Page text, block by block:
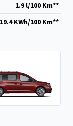
1.9 l/100 Km**
19.4 KWh/100 Km**